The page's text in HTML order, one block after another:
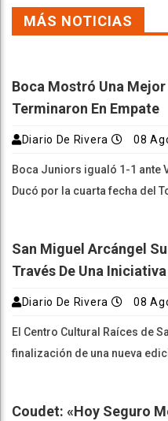
MÁS NOTICIAS
Boca Mostró Una
Terminaron En Empate
Diario De Rivera 08
Boca Juniors igualó 1-1 ante
Ducó por la cuarta fecha del
San Miguel Arcángel
Través De Una
Diario De Rivera 08
El Centro Cultural Raíces de
finalización de una nueva
Coudet: «Hoy Seguro